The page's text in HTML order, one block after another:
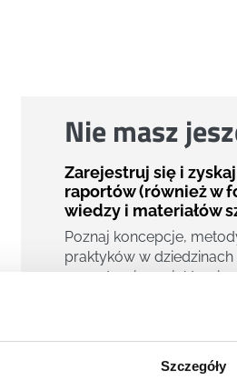
Szczegóły
Nie masz
Zarejestruj się i
raportów (również w
wiedzy i materiałów
Poznaj koncepcje,
praktyków w
zarządzania projektami
14h nagrań